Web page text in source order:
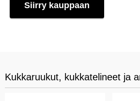
Siirry kauppaan
Kukkaruukut, kukkatelineet ja